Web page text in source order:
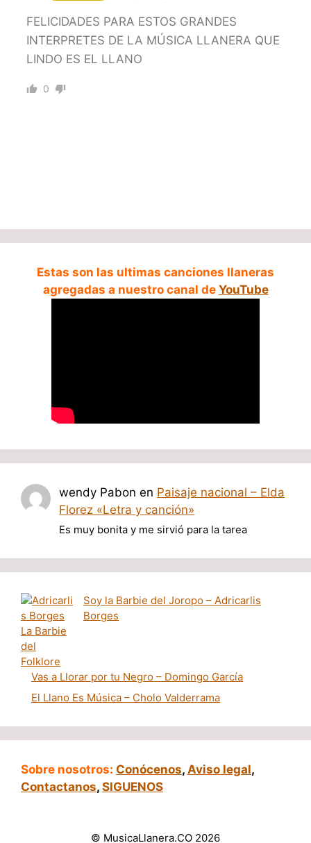
FELICIDADES PARA ESTOS GRANDES
INTERPRETES DE LA MÚSICA LLANERA QUE
LINDO ES EL LLANO
0
Estas son las ultimas canciones llaneras
agregadas a nuestro canal de YouTube
wendy Pabon en Paisaje nacional – Elda
Florez «Letra y canción»
Es muy bonita y me sirvió para la tarea
Soy la Barbie del Joropo – Adricarlis
Borges
Vas a Llorar por tu Negro – Domingo García
El Llano Es Música – Cholo Valderrama
Sobre nosotros: Conócenos, Aviso legal,
Contactanos, SIGUENOS
© MusicaLlanera.CO 2026